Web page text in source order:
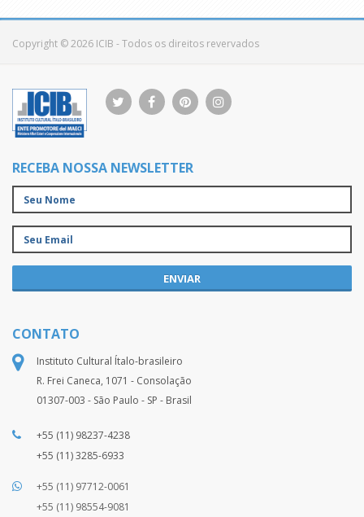
Copyright © 2026 ICIB - Todos os direitos revervados
RECEBA NOSSA NEWSLETTER
ENVIAR
CONTATO
Instituto Cultural Ítalo-brasileiro
R. Frei Caneca, 1071 - Consolação
01307-003 - São Paulo - SP - Brasil
+55 (11) 98237-4238
+55 (11) 3285-6933
+55 (11) 97712-0061
+55 (11) 98554-9081